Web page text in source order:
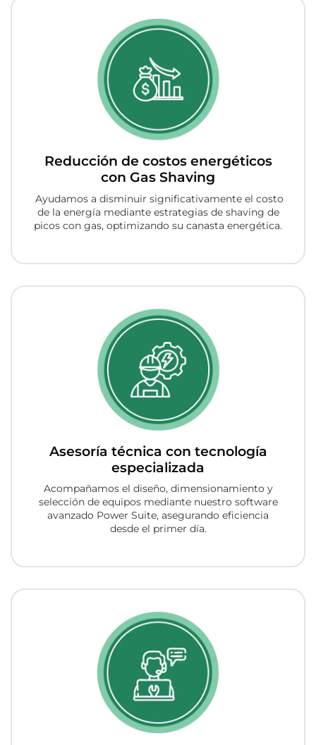
Reducción de costos energéticos
con Gas Shaving
Ayudamos a disminuir significativamente el costo
de la energía mediante estrategias de shaving de
picos con gas, optimizando su canasta energética.
Asesoría técnica con tecnología
especializada
Acompañamos el diseño, dimensionamiento y
selección de equipos mediante nuestro software
avanzado Power Suite, asegurando eficiencia
desde el primer día.